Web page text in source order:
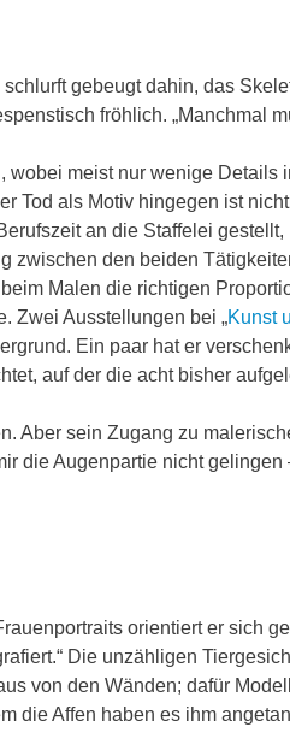
gebeugt dahin, das
fröhlich. „Manchmal
meist nur wenige Details
Tod als Motiv hingegen ist
an die Staffelei gestellt,
zwischen den beiden
Malen die richtigen
Zwei Ausstellungen bei „Kunst
Ein paar hat er
auf der die acht bisher
Aber sein Zugang zu
die Augenpartie nicht gelingen
orientiert er sich
Die unzähligen
von den Wänden; dafür
die Affen haben es ihm